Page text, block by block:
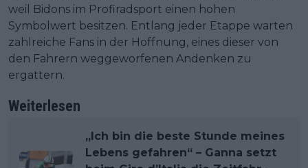
weil Bidons im Profiradsport einen hohen
Symbolwert besitzen. Entlang jeder Etappe warten
zahlreiche Fans in der Hoffnung, eines dieser von
den Fahrern weggeworfenen Andenken zu
ergattern.
Weiterlesen
„Ich bin die beste Stunde meines
Lebens gefahren“ – Ganna setzt